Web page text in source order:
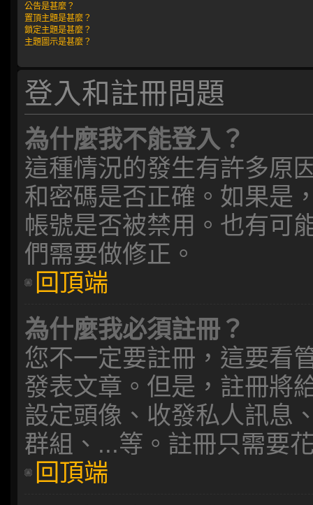
公告是甚麼？
置頂主題是甚麼？
鎖定主題是甚麼？
主題圖示是甚麼？
登入和註冊問題
為什麼我不能登入？
這種情況的發生有許多原
和密碼是否正確。如果是
帳號是否被禁用。也有可
們需要做修正。
回頂端
為什麼我必須註冊？
您不一定要註冊，這要看
發表文章。但是，註冊將
設定頭像、收發私人訊息
群組、...等。註冊只需要
回頂端